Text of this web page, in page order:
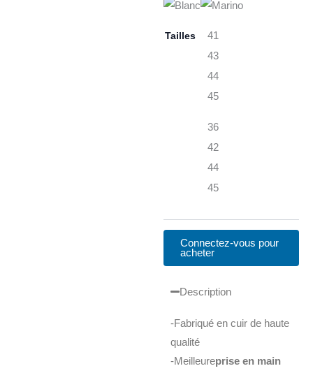
Tailles
41
43
44
45
36
42
44
45
Connectez-vous pour
acheter
Description
-Fabriqué en cuir de haute
qualité
-Meilleureprise en main